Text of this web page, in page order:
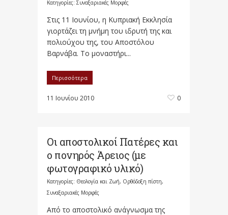
Κατηγορίες: Συναξαριακές Μορφές
Στις 11 Ιουνίου, η Κυπριακή Εκκλησία
γιορτάζει τη μνήμη του ιδρυτή της και
πολιούχου της, του Αποστόλου
Βαρνάβα. Το μοναστήρι...
Περισσότερα
11 Ιουνίου 2010 0
Οι αποστολικοί Πατέρες και
ο πονηρός Άρειος (με
φωτογραφικό υλικό)
Κατηγορίες: Θεολογία και Ζωή, Ορθόδοξη πίστη,
Συναξαριακές Μορφές
Από το αποστολικό ανάγνωσμα της